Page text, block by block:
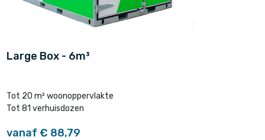
Large Box - 6m³
Tot 20 m² woonoppervlakte
Tot 81 verhuisdozen
vanaf € 88,79